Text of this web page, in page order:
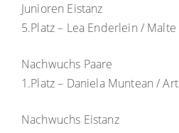
Junioren Eistanz
5.Platz – Lea Enderlein /
Nachwuchs Paare
1.Platz – Daniela Muntean /
Nachwuchs Eistanz